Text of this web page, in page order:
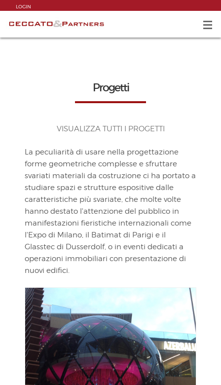
LOGIN
Progetti
VISUALIZZA TUTTI I PROGETTI
La peculiarità di usare nella progettazione
forme geometriche complesse e sfruttare
svariati materiali da costruzione ci ha portato a
studiare spazi e strutture espositive dalle
caratteristiche più svariate, che molte volte
hanno destato l'attenzione del pubblico in
manifestazioni fieristiche internazionali come
l'Expo di Milano, il Batimat di Parigi e il
Glasstec di Dusserdolf, o in eventi dedicati a
operazioni immobiliari con presentazione di
nuovi edifici.